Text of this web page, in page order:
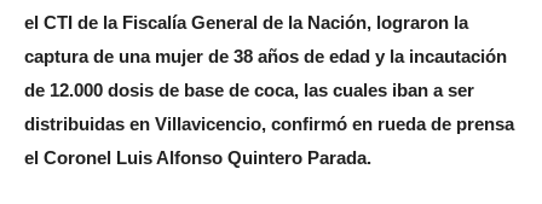
el CTI de la Fiscalía General de la Nación, lograron la
captura de una mujer de 38 años de edad y la incautación
de 12.000 dosis de base de coca, las cuales iban a ser
distribuidas en Villavicencio, confirmó en rueda de prensa
el Coronel Luis Alfonso Quintero Parada.